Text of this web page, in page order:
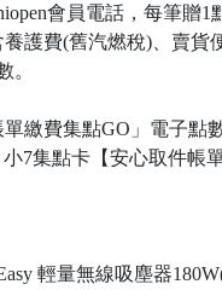
會員電話，每筆贈1
護費(舊汽燃稅)、賣貨
。
繳費集點GO」電子點
小7集點卡【安心取件帳
Easy 輕量無線吸塵器